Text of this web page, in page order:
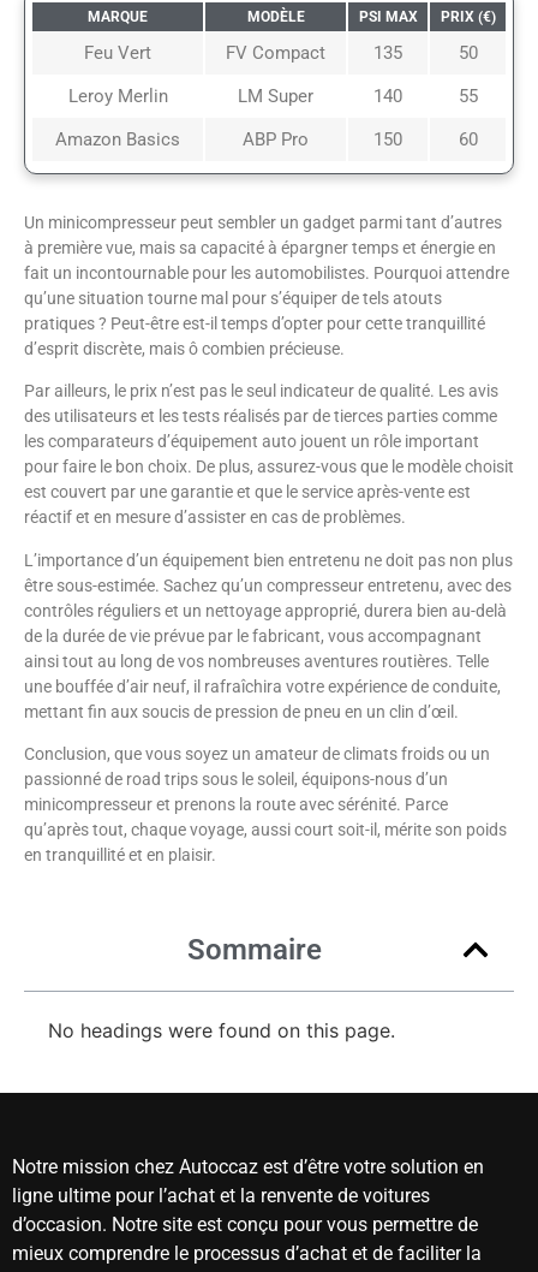
MARQUE MODÈLE PSI MAX PRIX (€)
Feu Vert FV Compact 135
50
Leroy Merlin
LM Super 140
55
Amazon Basics
ABP Pro 150 60
Un minicompresseur peut sembler un gadget parmi tant d’autres
à première vue, mais sa capacité à épargner temps et énergie en
fait un incontournable pour les automobilistes. Pourquoi attendre
qu’une situation tourne mal pour s’équiper de tels atouts
pratiques ? Peut-être est-il temps d’opter pour cette tranquillité
d’esprit discrète, mais ô combien précieuse.
Par ailleurs, le prix n’est pas le seul indicateur de qualité. Les avis
des utilisateurs et les tests réalisés par de tierces parties comme
les comparateurs d’équipement auto jouent un rôle important
pour faire le bon choix. De plus, assurez-vous que le modèle choisit
est couvert par une garantie et que le service après-vente est
réactif et en mesure d’assister en cas de problèmes.
L’importance d’un équipement bien entretenu ne doit pas non plus
être sous-estimée. Sachez qu’un compresseur entretenu, avec des
contrôles réguliers et un nettoyage approprié, durera bien au-delà
de la durée de vie prévue par le fabricant, vous accompagnant
ainsi tout au long de vos nombreuses aventures routières. Telle
une bouffée d’air neuf, il rafraîchira votre expérience de conduite,
mettant fin aux soucis de pression de pneu en un clin d’œil.
Conclusion, que vous soyez un amateur de climats froids ou un
passionné de road trips sous le soleil, équipons-nous d’un
minicompresseur et prenons la route avec sérénité. Parce
qu’après tout, chaque voyage, aussi court soit-il, mérite son poids
en tranquillité et en plaisir.
Sommaire
No headings were found on this page.
Notre mission chez Autoccaz est d’être votre solution en
ligne ultime pour l’achat et la renvente de voitures
d’occasion. Notre site est conçu pour vous permettre de
mieux comprendre le processus d’achat et de faciliter la